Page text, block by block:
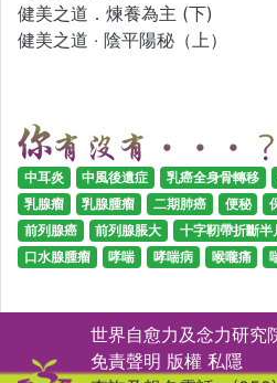
健美之道．煉養為主 (下)
健美之道 ‧ 陰平陽秘（上）
中耳炎 中風後遺症 乳癌全身骨轉移
乳腺瘤
乳腺腫瘤 二期肺癌 便秘
前列腺癌
前列腺脹大 十字靭帶折斷半
口水腺腫瘤
哮喘 哮喘病 喉嚨痛
世界自愈力及念力研究
免責聲明 版權 私隱